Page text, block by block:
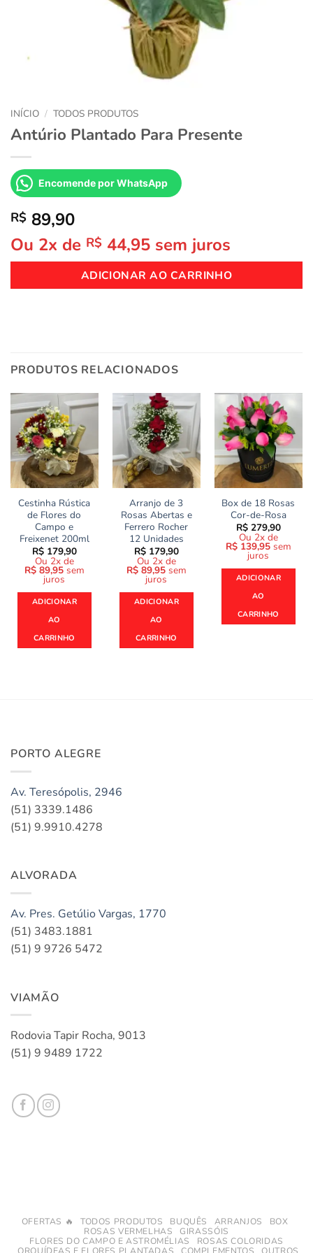
INÍCIO / TODOS PRODUTOS
Antúrio Plantado Para Presente
Encomende por WhatsApp
R$ 89,90
Ou 2x de R$ 44,95 sem juros
ADICIONAR AO CARRINHO
PRODUTOS RELACIONADOS
Cestinha Rústica
de Flores do
Campo e
Freixenet 200ml
R$179,90
Ou 2x de
R$89,95 sem
juros
ADICIONAR
AO
CARRINHO
Arranjo de 3
Rosas Abertas e
Ferrero Rocher
12 Unidades
R$179,90
Ou 2x de
R$89,95 sem
juros
ADICIONAR
AO
CARRINHO
Box de 18 Rosas
Cor-de-Rosa
R$279,90
Ou 2x de
R$139,95 sem
juros
ADICIONAR
AO
CARRINHO
PORTO ALEGRE
Av. Teresópolis, 2946
(51) 3339.1486
(51) 9.9910.4278
ALVORADA
Av. Pres. Getúlio Vargas, 1770
(51) 3483.1881
(51) 9 9726 5472
VIAMÃO
Rodovia Tapir Rocha, 9013
(51) 9 9489 1722
OFERTAS 🔥 TODOS PRODUTOS BUQUÊS ARRANJOS
BOX
ROSAS VERMELHAS
GIRASSÓIS
FLORES DO CAMPO E ASTROMÉLIAS
ROSAS COLORIDAS